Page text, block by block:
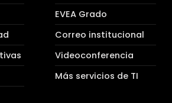
EVEA Grado
Correo institucional
Videoconferencia
Más servicios de TI